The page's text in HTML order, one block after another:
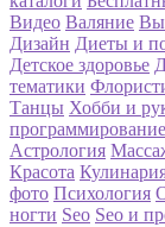
Видео Валяние
Дизайн Диеты и
Детское здоровье
тематики
Танцы Хобби и
программирование
Астрология
Красота
фото Психология
ногти Seo Seo и